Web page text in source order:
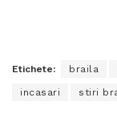
Etichete: braila
incasari stiri